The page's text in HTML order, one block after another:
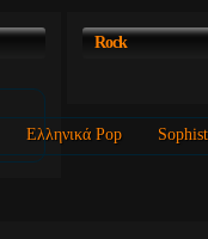
Ελληνικά Pop
Rock